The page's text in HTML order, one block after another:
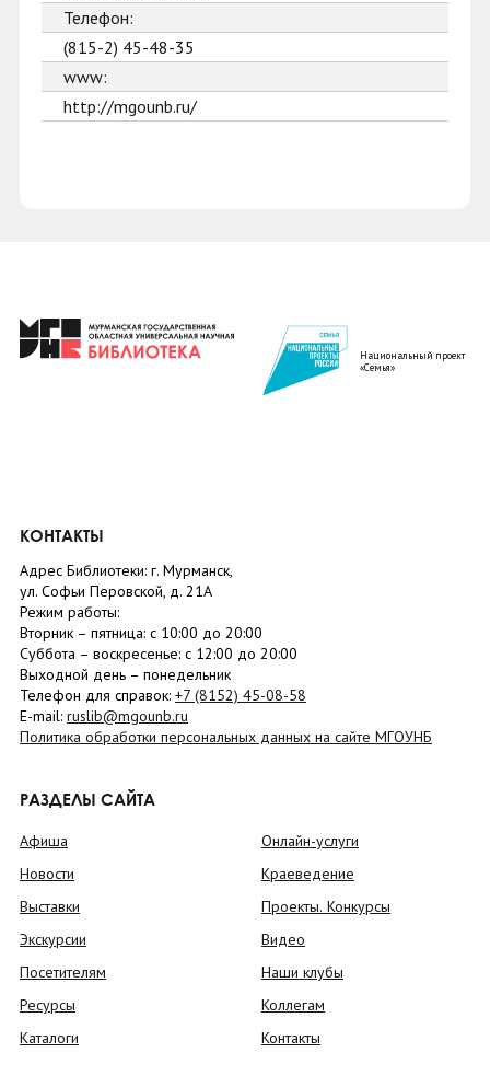
Телефон:
(815-2) 45-48-35
www:
http://mgounb.ru/
Национальный проект
«Семья»
КОНТАКТЫ
Адрес Библиотеки: г. Мурманск,
ул. Софьи Перовской, д. 21А
Режим работы:
Вторник – пятница: с 10:00 до 20:00
Суббота – воскресенье: c 12:00 до 20:00
Выходной день – понедельник
Телефон для справок: +7 (8152) 45-08-58
E-mail: ruslib@mgounb.ru
Политика обработки персональных данных на сайте МГОУНБ
РАЗДЕЛЫ САЙТА
Афиша
Новости
Выставки
Экскурсии
Посетителям
Ресурсы
Каталоги
Онлайн-услуги
Краеведение
Проекты. Конкурсы
Видео
Наши клубы
Коллегам
Контакты